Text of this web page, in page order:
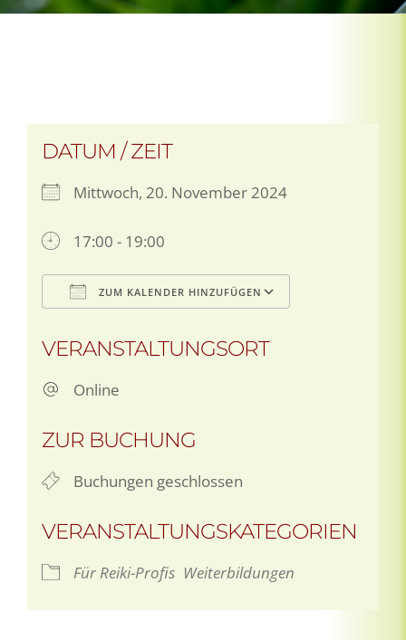
DATUM / ZEIT
Mittwoch, 20. November 2024
17:00 - 19:00
ZUM KALENDER HINZUFÜGEN
VERANSTALTUNGSORT
Online
ZUR BUCHUNG
Buchungen geschlossen
VERANSTALTUNGSKATEGORIEN
Für Reiki-Profis Weiterbildungen